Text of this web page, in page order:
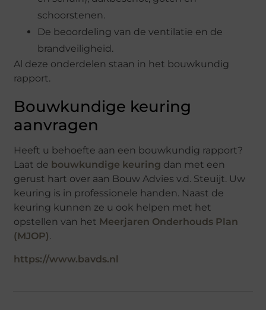
schoorstenen.
De beoordeling van de ventilatie en de
brandveiligheid.
Al deze onderdelen staan in het bouwkundig
rapport.
Bouwkundige keuring
aanvragen
Heeft u behoefte aan een bouwkundig rapport?
Laat de bouwkundige keuring dan met een
gerust hart over aan Bouw Advies v.d. Steuijt. Uw
keuring is in professionele handen. Naast de
keuring kunnen ze u ook helpen met het
opstellen van het Meerjaren Onderhouds Plan
(MJOP).
https://www.bavds.nl